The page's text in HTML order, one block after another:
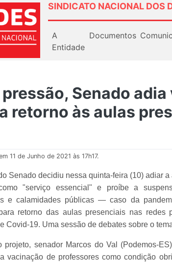
SINDICATO NACIONAL DOS
A
Entidade
Documentos
Senado adia
retorno às aulas
11 de Junho de 2021 às 17h17.
Senado decidiu nessa quinta-feira (10) adiar
"serviço essencial" e proíbe a
e calamidades públicas — caso da
retorno das aulas presenciais nas
Covid-19. Uma sessão de debates sobre o
projeto, senador Marcos do Val (Podemos-
vacinação de professores como condição